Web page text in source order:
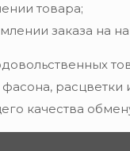
товара;
заказа на
качества